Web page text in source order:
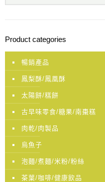
Product categories
暢銷產品
鳳梨酥/鳳凰酥
太陽餅/糕餅
古早味零食/糖果/南棗糕
肉乾/肉製品
烏魚子
泡麵/煮麵/米粉/粉絲
茶葉/咖啡/健康飲品